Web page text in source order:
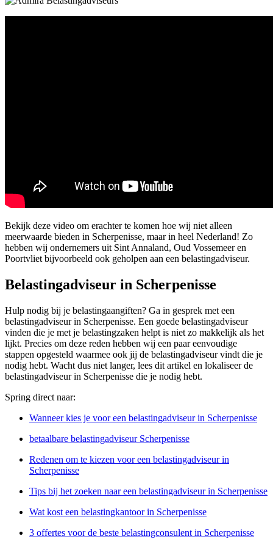
Bekijk deze video om erachter te komen hoe wij niet alleen
meerwaarde bieden in Scherpenisse, maar in heel Nederland! Zo
hebben wij ondernemers uit Sint Annaland, Oud Vossemeer en
Poortvliet bijvoorbeeld ook geholpen aan een belastingadviseur.
Belastingadviseur in Scherpenisse
Hulp nodig bij je belastingaangiften? Ga in gesprek met een
belastingadviseur in Scherpenisse. Een goede belastingadviseur
vinden die je met je belastingzaken helpt is niet zo makkelijk als het
lijkt. Precies om deze reden hebben wij een paar eenvoudige
stappen opgesteld waarmee ook jij de belastingadviseur vindt die je
nodig hebt. Wacht dus niet langer, lees dit artikel en lokaliseer de
belastingadviseur in Scherpenisse die je nodig hebt.
Spring direct naar:
Wanneer kies je voor een belastingadviseur in Scherpenisse
betaalbare belastingadviseur Scherpenisse
Redenen om te kiezen voor een belastingadviseur in
Scherpenisse
Tips bij het zoeken naar een belastingadviseur in Scherpenisse
Wat kost een belastingkantoor in Scherpenisse
3 offertes voor de beste belastingconsulent in Scherpenisse